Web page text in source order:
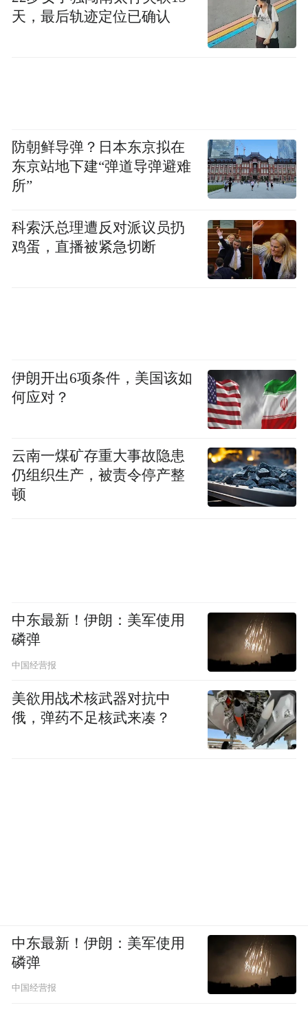
天，最后轨迹定位已确认
防朝鲜导弹？日本东京拟在
东京站地下建“弹道导弹避难
所”
科索沃总理遭反对派议员扔
鸡蛋，直播被紧急切断
伊朗开出6项条件，美国该如
何应对？
云南一煤矿存重大事故隐患
仍组织生产，被责令停产整
顿
中东最新！伊朗：美军使用
磷弹
中国经营报
美欲用战术核武器对抗中
俄，弹药不足核武来凑？
中东最新！伊朗：美军使用
磷弹
中国经营报